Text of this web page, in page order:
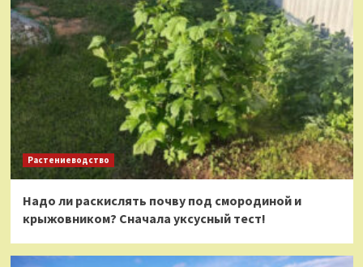
Растениеводство
Надо ли раскислять почву под смородиной и
крыжовником? Сначала уксусный тест!